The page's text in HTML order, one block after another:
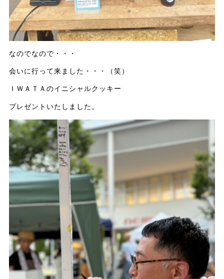
なのでなので・・・
会いに行って来ました・・・（笑）
ＩＷＡＴＡのイニシャルクッキー
プレゼントいたしました。